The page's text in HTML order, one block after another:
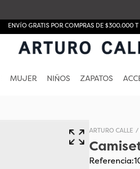
ENVÍO GRATIS POR COMPRAS DE $300.000
MUJER NIÑOS ZAPATOS
Referencia: